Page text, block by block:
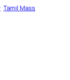
Tamil Mass